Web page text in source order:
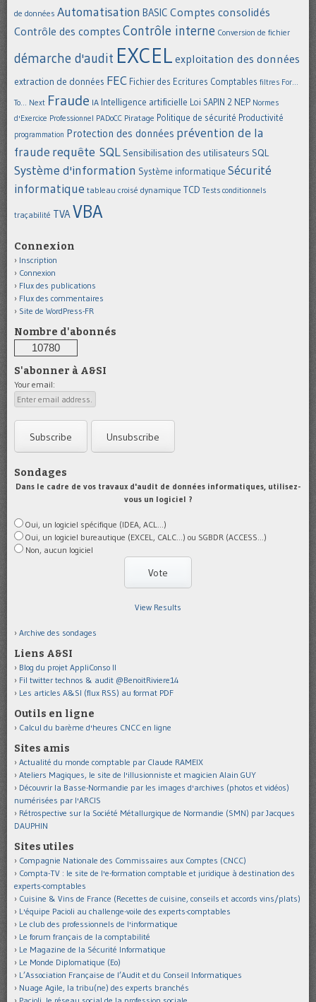
de données Automatisation BASIC Comptes consolidés
Contrôle des comptes Contrôle interne Conversion de fichier
démarche d'audit EXCEL exploitation des données
extraction de données FEC Fichier des Ecritures Comptables filtres For...
To... Next Fraude IA Intelligence artificielle Loi SAPIN 2 NEP Normes
d'Exercice Professionnel PADoCC Piratage Politique de sécurité Productivité
programmation Protection des données prévention de la
fraude requête SQL Sensibilisation des utilisateurs SQL
Système d'information Système informatique Sécurité
informatique tableau croisé dynamique TCD Tests conditionnels
traçabilité TVAVBA
Connexion
Inscription
Connexion
Flux des publications
Flux des commentaires
Site de WordPress-FR
Nombre d'abonnés
10780
S'abonner à A&SI
Your email:
Sondages
Dans le cadre de vos travaux d'audit de données informatiques, utilisez-
vous un logiciel ?
Oui, un logiciel spécifique (IDEA, ACL...)
Oui, un logiciel bureautique (EXCEL, CALC...) ou SGBDR (ACCESS...)
Non, aucun logiciel
View Results
Archive des sondages
Liens A&SI
Blog du projet AppliConso II
Fil twitter technos & audit @BenoitRiviere14
Les articles A&SI (flux RSS) au format PDF
Outils en ligne
Calcul du barème d'heures CNCC en ligne
Sites amis
Actualité du monde comptable par Claude RAMEIX
Ateliers Magiques, le site de l'illusionniste et magicien Alain GUY
Découvrir la Basse-Normandie par les images d'archives (photos et vidéos)
numérisées par l'ARCIS
Rétrospective sur la Société Métallurgique de Normandie (SMN) par Jacques
DAUPHIN
Sites utiles
Compagnie Nationale des Commissaires aux Comptes (CNCC)
Compta-TV : le site de l'e-formation comptable et juridique à destination des
experts-comptables
Cuisine & Vins de France (Recettes de cuisine, conseils et accords vins/plats)
L'équipe Pacioli au challenge-voile des experts-comptables
Le club des professionnels de l'informatique
Le forum français de la comptabilité
Le Magazine de la Sécurité Informatique
Le Monde Diplomatique (Eo)
L’Association Française de l’Audit et du Conseil Informatiques
Nuage Agile, la tribu(ne) des experts branchés